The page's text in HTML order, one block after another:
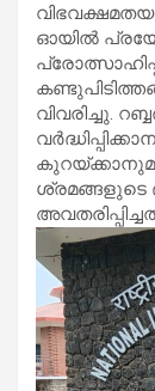
ഓയിൽ
വിവരിച്ചു.
ശ്രമങ്ങളുടെ